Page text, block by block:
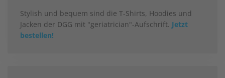
Stylish und bequem sind die T-Shirts, Hoodies und
Jacken der DGG mit "geriatrician"-Aufschrift. Jetzt
bestellen!